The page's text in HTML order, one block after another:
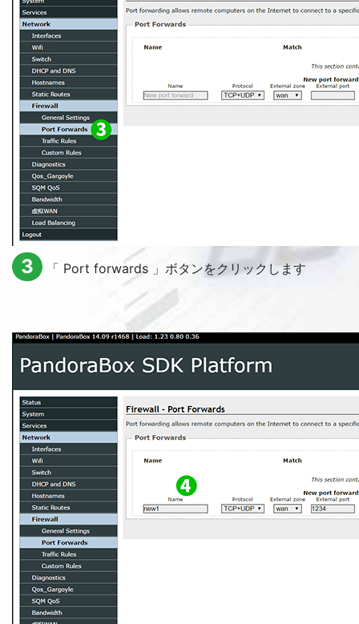
3 「 Port forwards」ボタンをクリックします